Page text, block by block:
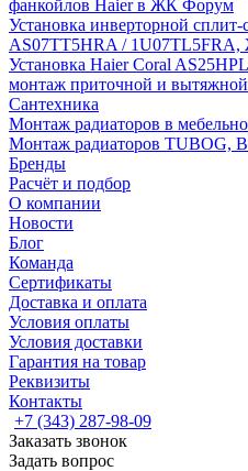
фанкойлов Haier в ЖК Форум
Установка инверторной
AS07TT5HRA /
Установка Haier Coral
монтаж приточной и
Сантехника
Монтаж радиаторов в
Монтаж радиаторов TUBOG,
Бренды
Расчёт и подбор
О компании
Новости
Блог
Команда
Сертификаты
Доставка и оплата
Условия оплаты
Условия доставки
Гарантия на товар
Реквизиты
Контакты
+7 (343) 287-98-09
Заказать звонок
Задать вопрос